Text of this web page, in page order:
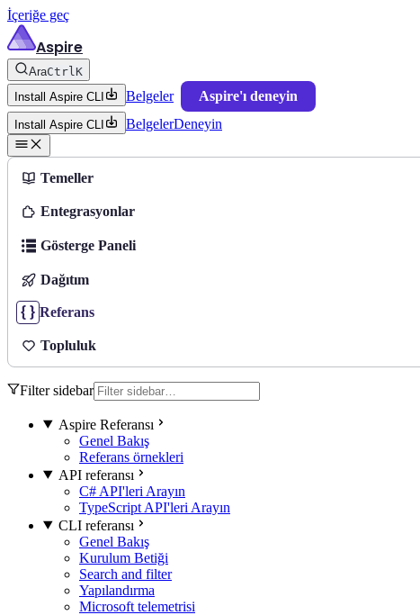
İçeriğe geç
Aspire
AraCtrlK
Install Aspire CLI
Belgeler Aspire'ı deneyin
Install Aspire CLI BelgelerDeneyin
Temeller
Entegrasyonlar
Gösterge Paneli
Dağıtım
Referans
Topluluk
Filter sidebar
Aspire Referansı
Genel Bakış
Referans örnekleri
API referansı
C# API'leri Arayın
TypeScript API'leri Arayın
CLI referansı
Genel Bakış
Kurulum Betiği
Search and filter
Yapılandırma
Microsoft telemetrisi